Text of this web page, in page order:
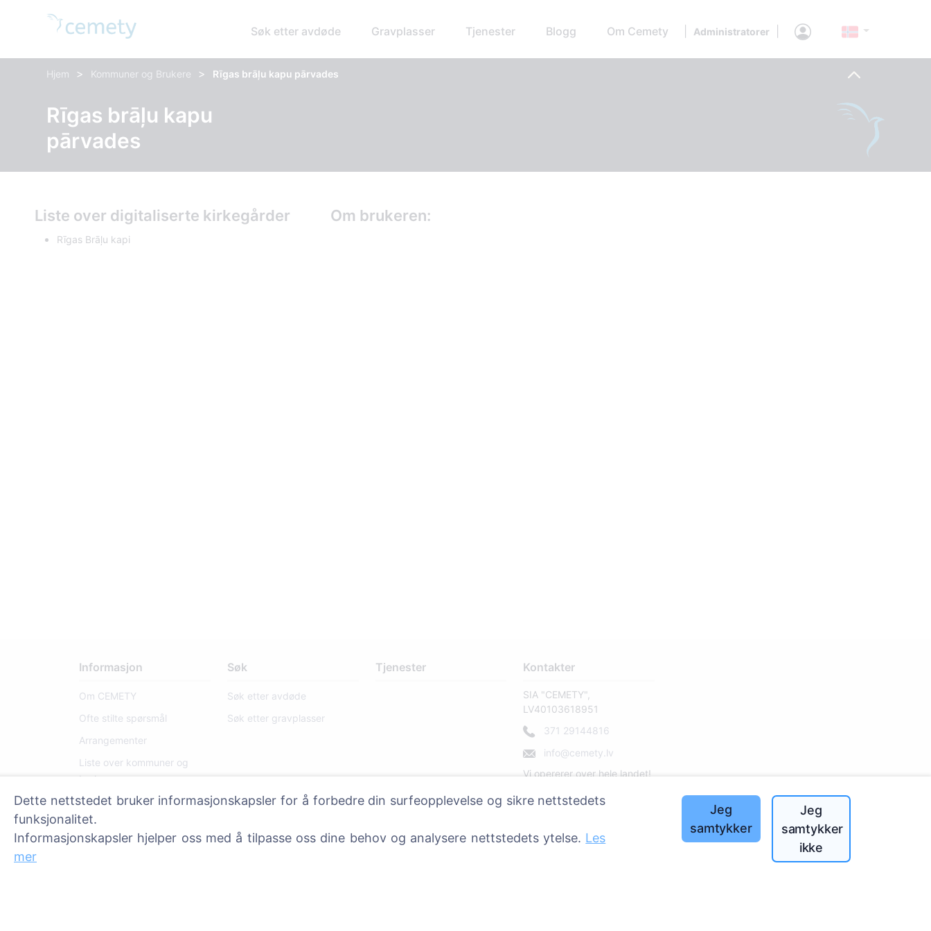
Søk etter avdøde Gravplasser Tjenester Blogg Om Cemety Administratorer
Hjem > Kommuner og Brukere > Rīgas brāļu kapu pārvades
Rīgas brāļu kapu
pārvades
Liste over digitaliserte kirkegårder
Rīgas Brāļu kapi
Om brukeren:
Informasjon
Om CEMETY
Ofte stilte spørsmål
Arrangementer
Liste over kommuner og
brukere
Personvernerklæring
Betalingspolicy
Innstillinger for
Søk
Søk etter avdøde
Søk etter gravplasser
Tjenester Kontakter
SIA "CEMETY",
LV40103618951
371 29144816
info@cemety.lv
Vi opererer over hele landet!
Dette nettstedet bruker informasjonskapsler for å forbedre din surfeopplevelse og sikre nettstedets
funksjonalitet.
Informasjonskapsler hjelper oss med å tilpasse oss dine behov og analysere nettstedets ytelse. Les
mer
Jeg
samtykker
Jeg
samtykker
ikke